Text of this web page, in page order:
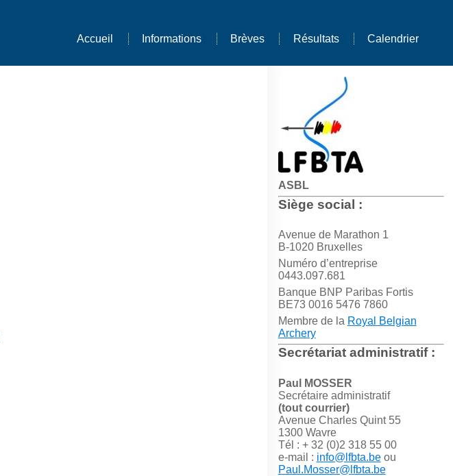
Accueil Informations Brèves Résultats Calendrier
ASBL
Siège social :
Avenue de Marathon 1
B-1020 Bruxelles
Numéro d’entreprise
0443.097.681
Banque BNP Paribas Fortis
BE73 0016 5476 7860
Membre de la Royal Belgian
Archery
Secrétariat administratif :
Paul MOSSER
Secrétaire administratif
(tout courrier)
Avenue Charles Quint 55
1300 Wavre
Tél : + 32 (0)2 318 55 00
e-mail : info@lfbta.beou
Paul.Mosser@lfbta.be